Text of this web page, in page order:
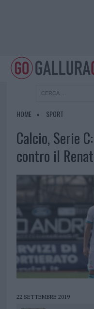
HOME SPORT
Calcio, Serie
contro il
22 SETTEMBRE 2019